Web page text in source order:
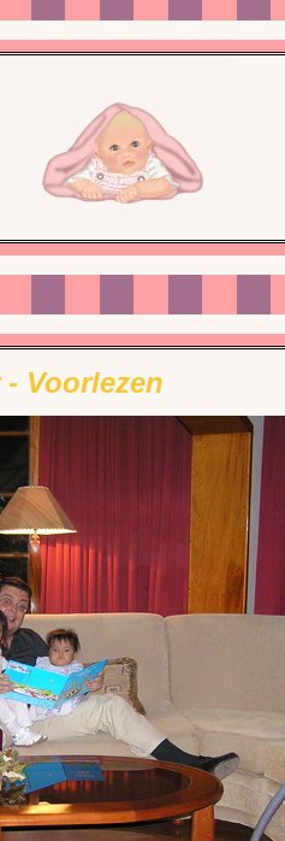
- Voorlezen